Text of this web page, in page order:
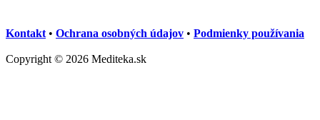
Kontakt• Ochrana osobných údajov • Podmienky používania
Copyright © 2026 Mediteka.sk